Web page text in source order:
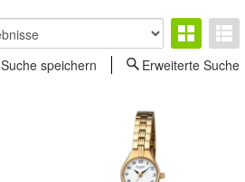
Suche speichern
Erweiterte Suche